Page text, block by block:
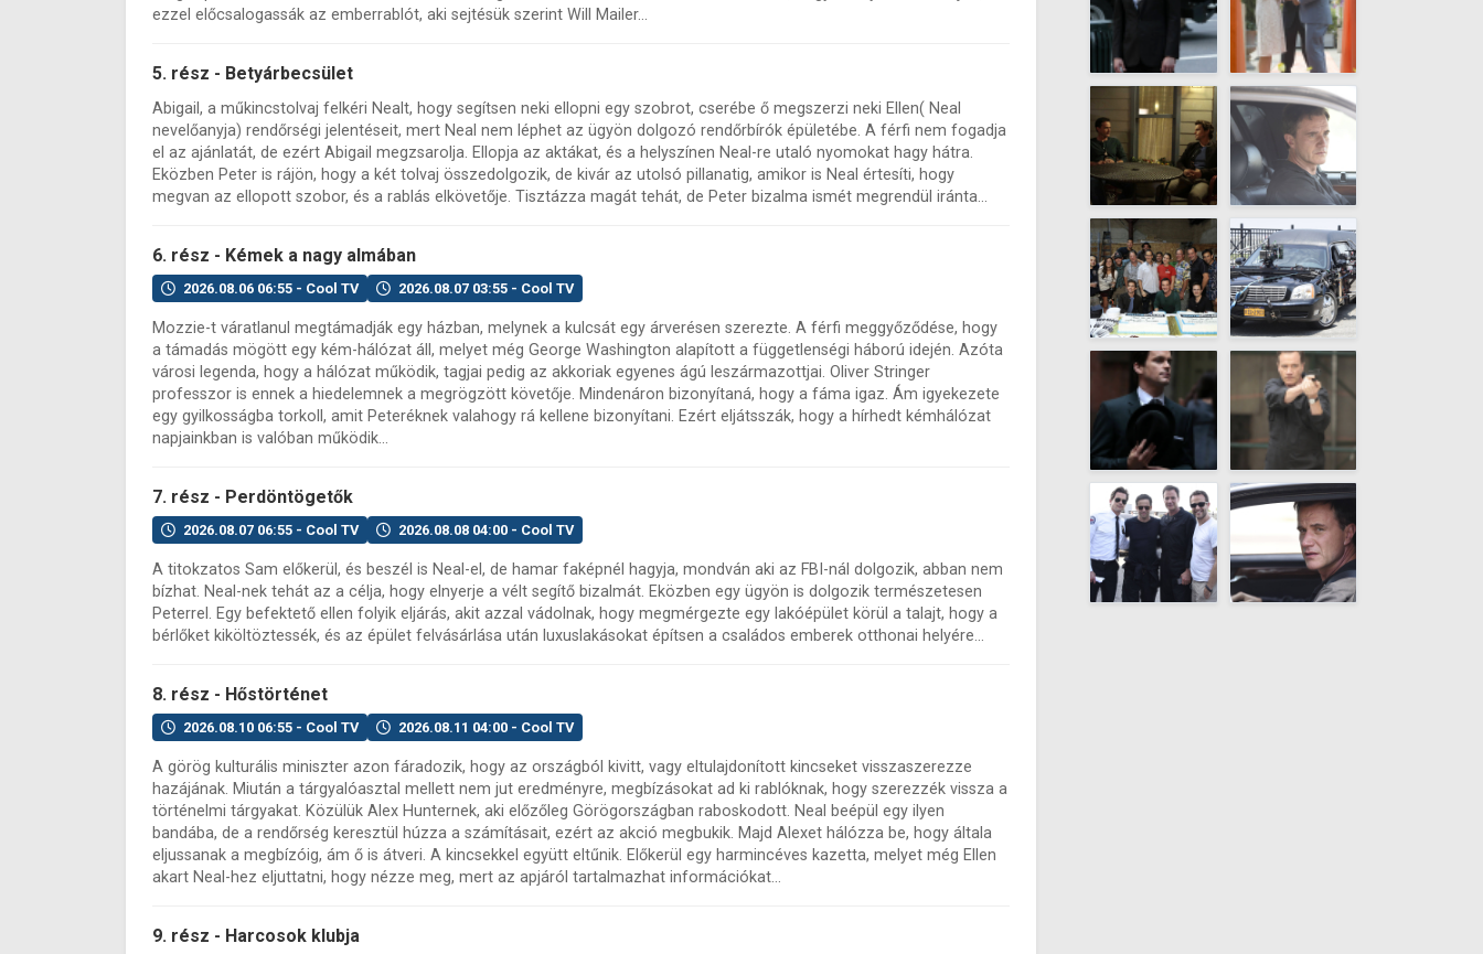
ezzel előcsalogassák az emberrablót, aki sejtésük szerint Will Mailer...
5. rész - Betyárbecsület
Abigail, a műkincstolvaj felkéri Nealt, hogy segítsen neki ellopni egy szobrot, cserébe ő megszerzi neki Ellen( Neal
nevelőanyja) rendőrségi jelentéseit, mert Neal nem léphet az ügyön dolgozó rendőrbírók épületébe. A férfi nem fogadja
el az ajánlatát, de ezért Abigail megzsarolja. Ellopja az aktákat, és a helyszínen Neal-re utaló nyomokat hagy hátra.
Eközben Peter is rájön, hogy a két tolvaj összedolgozik, de kivár az utolsó pillanatig, amikor is Neal értesíti, hogy
megvan az ellopott szobor, és a rablás elkövetője. Tisztázza magát tehát, de Peter bizalma ismét megrendül iránta...
6. rész - Kémek a nagy almában
2026.08.06 06:55 - Cool TV 2026.08.07 03:55 - Cool TV
Mozzie-t váratlanul megtámadják egy házban, melynek a kulcsát egy árverésen szerezte. A férfi meggyőződése, hogy
a támadás mögött egy kém-hálózat áll, melyet még George Washington alapított a függetlenségi háború idején. Azóta
városi legenda, hogy a hálózat működik, tagjai pedig az akkoriak egyenes ágú leszármazottjai. Oliver Stringer
professzor is ennek a hiedelemnek a megrögzött követője. Mindenáron bizonyítaná, hogy a fáma igaz. Ám igyekezete
egy gyilkosságba torkoll, amit Peteréknek valahogy rá kellene bizonyítani. Ezért eljátsszák, hogy a hírhedt kémhálózat
napjainkban is valóban működik...
7. rész - Perdöntögetők
2026.08.07 06:55 - Cool TV 2026.08.08 04:00 - Cool TV
A titokzatos Sam előkerül, és beszél is Neal-el, de hamar faképnél hagyja, mondván aki az FBI-nál dolgozik, abban nem
bízhat. Neal-nek tehát az a célja, hogy elnyerje a vélt segítő bizalmát. Eközben egy ügyön is dolgozik természetesen
Peterrel. Egy befektető ellen folyik eljárás, akit azzal vádolnak, hogy megmérgezte egy lakóépület körül a talajt, hogy a
bérlőket kiköltöztessék, és az épület felvásárlása után luxuslakásokat építsen a családos emberek otthonai helyére...
8. rész - Hőstörténet
2026.08.10 06:55 - Cool TV 2026.08.11 04:00 - Cool TV
A görög kulturális miniszter azon fáradozik, hogy az országból kivitt, vagy eltulajdonított kincseket visszaszerezze
hazájának. Miután a tárgyalóasztal mellett nem jut eredményre, megbízásokat ad ki rablóknak, hogy szerezzék vissza a
történelmi tárgyakat. Közülük Alex Hunternek, aki előzőleg Görögországban raboskodott. Neal beépül egy ilyen
bandába, de a rendőrség keresztül húzza a számításait, ezért az akció megbukik. Majd Alexet hálózza be, hogy általa
eljussanak a megbízóig, ám ő is átveri. A kincsekkel együtt eltűnik. Előkerül egy harmincéves kazetta, melyet még Ellen
akart Neal-hez eljuttatni, hogy nézze meg, mert az apjáról tartalmazhat információkat...
9. rész - Harcosok klubja